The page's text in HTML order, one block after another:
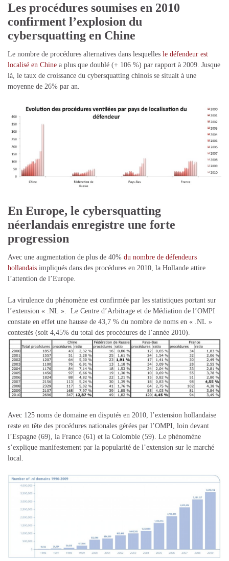
Les procédures soumises en 2010
confirment l’explosion du
cybersquatting en Chine
Le nombre de procédures alternatives dans lesquelles le défendeur est
localisé en Chine a plus que doublé (+ 106 %) par rapport à 2009. Jusque
là, le taux de croissance du cybersquatting chinois se situait à une
moyenne de 26% par an.
En Europe, le cybersquatting
néerlandais enregistre une forte
progression
Avec une augmentation de plus de 40% du nombre de défendeurs
hollandais impliqués dans des procédures en 2010, la Hollande attire
l’attention de l’Europe.
La virulence du phénomène est confirmée par les statistiques portant sur
l’extension « .NL ». Le Centre d’Arbitrage et de Médiation de l’OMPI
constate en effet une hausse de 43,7 % du nombre de noms en « .NL »
contestés (soit 4,45% du total des procédures de l’année 2010).
Avec 125 noms de domaine en disputés en 2010, l’extension hollandaise
reste en tête des procédures nationales gérées par l’OMPI, loin devant
l’Espagne (69), la France (61) et la Colombie (59). Le phénomène
s’explique manifestement par la popularité de l’extension sur le marché
local.